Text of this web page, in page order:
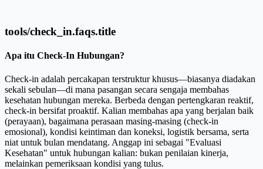
tools/check_in.faqs.title
Apa itu Check-In Hubungan?
Check-in adalah percakapan terstruktur khusus—biasanya diadakan
sekali sebulan—di mana pasangan secara sengaja membahas
kesehatan hubungan mereka. Berbeda dengan pertengkaran reaktif,
check-in bersifat proaktif. Kalian membahas apa yang berjalan baik
(perayaan), bagaimana perasaan masing-masing (check-in
emosional), kondisi keintiman dan koneksi, logistik bersama, serta
niat untuk bulan mendatang. Anggap ini sebagai "Evaluasi
Kesehatan" untuk hubungan kalian: bukan penilaian kinerja,
melainkan pemeriksaan kondisi yang tulus.